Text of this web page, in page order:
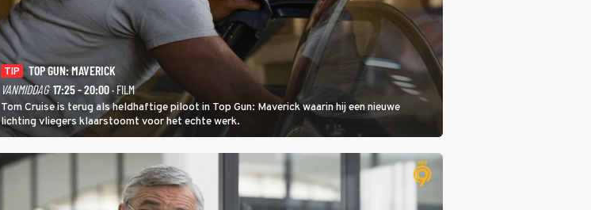
TIP
TOP GUN: MAVERICK
VANMIDDAG 17:25 - 20:00· FILM
Tom Cruise is terug als heldhaftige piloot in Top Gun: Maverick waarin hij een nieuwe
lichting vliegers klaarstoomt voor het echte werk.